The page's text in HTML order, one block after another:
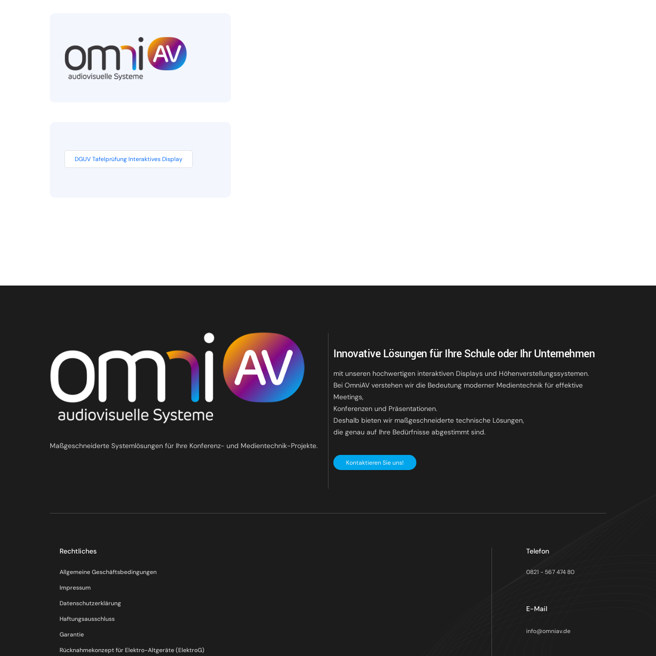
DGUV Tafelprüfung Interaktives Display
Maßgeschneiderte Systemlösungen für Ihre Konferenz- und Medientechnik-Projekte.
Innovative Lösungen für Ihre Schule oder Ihr Unternehmen
mit unseren hochwertigen interaktiven Displays und Höhenverstellungssystemen.
Bei OmniAV verstehen wir die Bedeutung moderner Medientechnik für effektive
Meetings,
Konferenzen und Präsentationen.
Deshalb bieten wir maßgeschneiderte technische Lösungen,
die genau auf Ihre Bedürfnisse abgestimmt sind.
Kontaktieren Sie uns!
Rechtliches
Allgemeine Geschäftsbedingungen
Impressum
Datenschutzerklärung
Haftungsausschluss
Garantie
Rücknahmekonzept für Elektro-Altgeräte (ElektroG)
Telefon
0821 - 567 474 80
E-Mail
info@omniav.de